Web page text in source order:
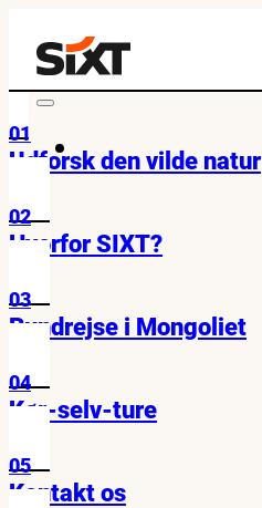
01
Udforsk den vilde natur
02
Hvorfor SIXT?
03
Rundrejse i Mongoliet
04
Kør-selv-ture
05
Kontakt os